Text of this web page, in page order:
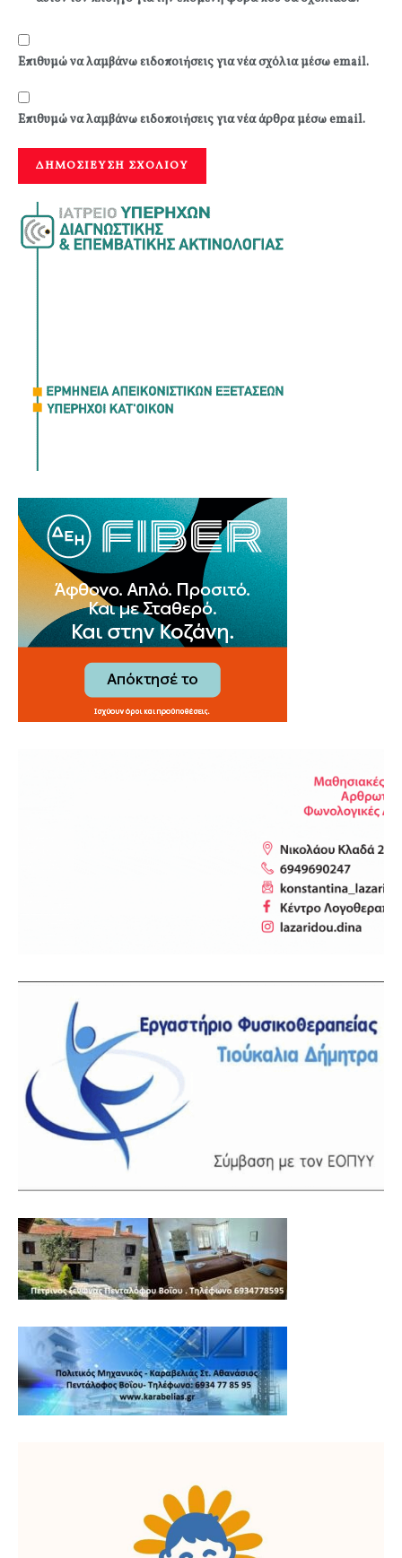
Επιθυμώ να λαμβάνω ειδοποιήσεις για νέα σχόλια μέσω email.
Επιθυμώ να λαμβάνω ειδοποιήσεις για νέα άρθρα μέσω email.